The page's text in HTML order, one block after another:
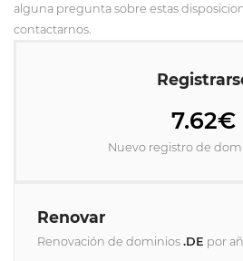
alguna pregunta sobre estas
contactarnos.
7.62€
Nuevo registro de
Renovar
Renovación de dominios .DE por